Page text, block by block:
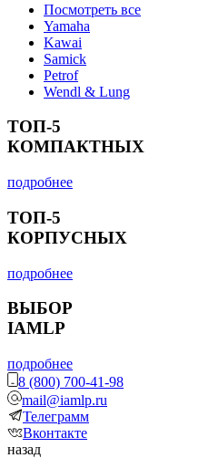
Посмотреть все
Yamaha
Kawai
Samick
Petrof
Wendl & Lung
ТОП-5
КОМПАКТНЫХ
подробнее
ТОП-5
КОРПУСНЫХ
подробнее
ВЫБОР
IAMLP
подробнее
8 (800) 700-41-98
mail@iamlp.ru
Телеграмм
Вконтакте
назад